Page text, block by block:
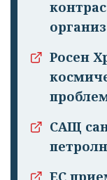
Росен
САЩ
ЕС